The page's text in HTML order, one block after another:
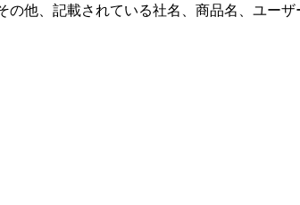
他、記載されている社名、商品名、ユー